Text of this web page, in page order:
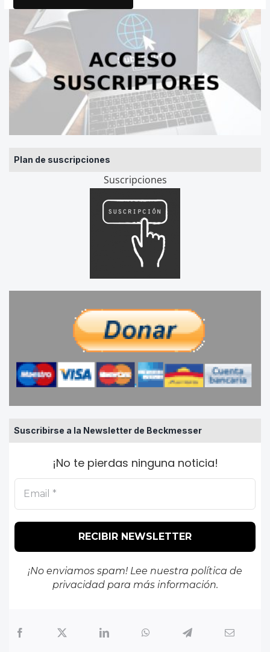
Plan de suscripciones
Suscripciones
Suscribirse a la Newsletter de Beckmesser
¡No te pierdas ninguna noticia!
¡No enviamos spam! Lee nuestra política de
privacidadpara más información.